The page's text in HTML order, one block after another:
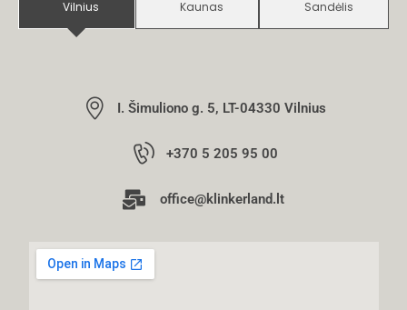
Vilnius Kaunas Sandėlis
I. Šimuliono g. 5, LT-04330 Vilnius
+370 5 205 95 00
office@klinkerland.lt